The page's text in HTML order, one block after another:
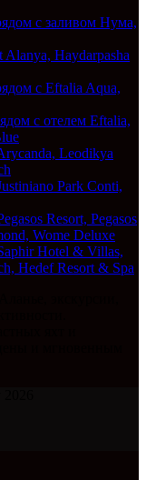
с заливом Нума,
Haydarpasha
с Eftalia Aqua,
с отелем Eftalia,
Leodikya
Park Conti,
Resort, Pegasos
Wome Deluxe
Hotel & Villas,
Hedef Resort & Spa